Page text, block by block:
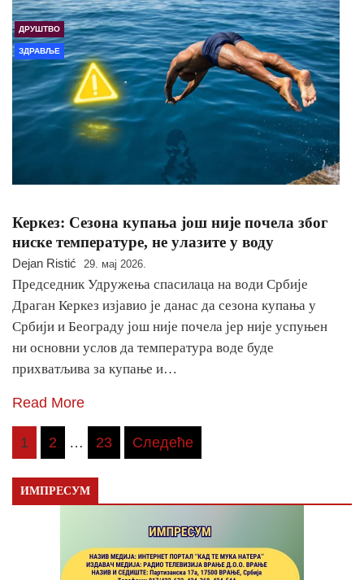
ДРУШТВО
ЗДРАВЉЕ
Керкез: Сезона купања још није почела због
ниске температуре, не улазите у воду
Dejan Ristić 29. мај 2026.
Председник Удружења спасилаца на води Србије
Драган Керкез изјавио је данас да сезона купања у
Србији и Београду још није почела јер није успуњен
ни основни услов да температура воде буде
прихватљива за купање и…
Read More
Пагинација
чланака
1 2 … 23 Следеће
ИМПРЕСУМ